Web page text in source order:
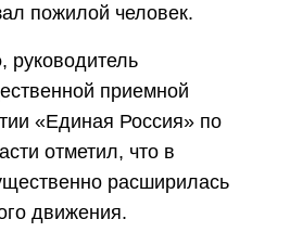
пожилой человек.
, руководитель
приемной
«Единая Россия» по
отметил, что в
расширилась
движения.